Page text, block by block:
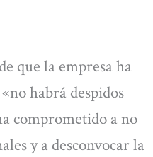
que la empresa ha
habrá despidos
comprometido a no
y a desconvocar la